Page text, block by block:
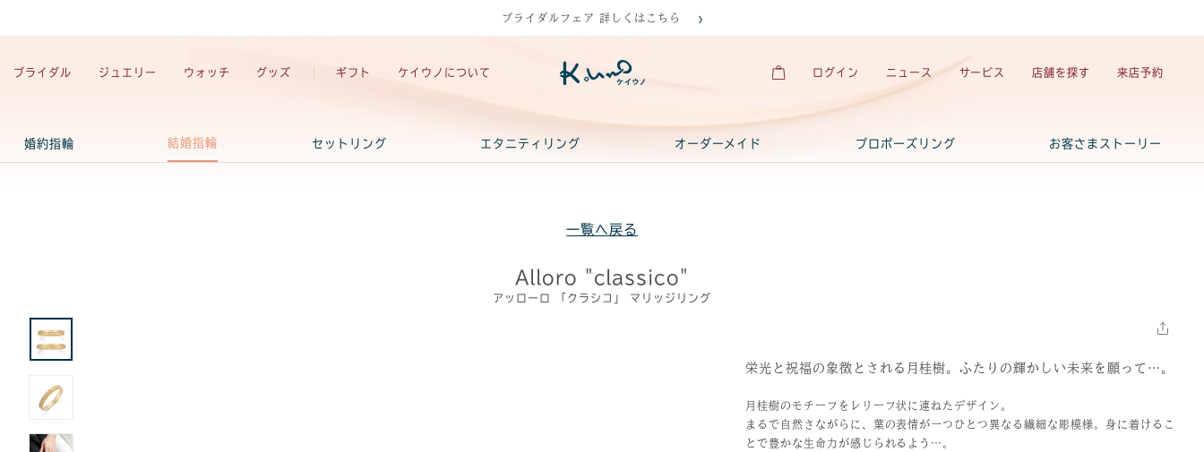
ブライダルフェア 詳しくはこちら
ブライダル ジュエリー ウォッチ グッズ ギフト ケイウノについて ログイン ニュース サービス 店舗を探す 来店予約
婚約指輪 結婚指輪 セットリング エタニティリング オーダーメイド プロポーズリング お客さまストーリー
一覧へ戻る
Alloro "classico"
アッローロ 「クラシコ」 マリッジリング
栄光と祝福の象徴とされる月桂樹。ふたりの輝かしい未来を願って…。
月桂樹のモチーフをレリーフ状に連ねたデザイン。
まるで自然さながらに、葉の表情が一つひとつ異なる繊細な彫模様。身に着けるこ
とで豊かな生命力が感じられるよう…。